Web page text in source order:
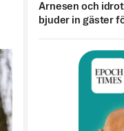
Arnesen och
bjuder in gäster